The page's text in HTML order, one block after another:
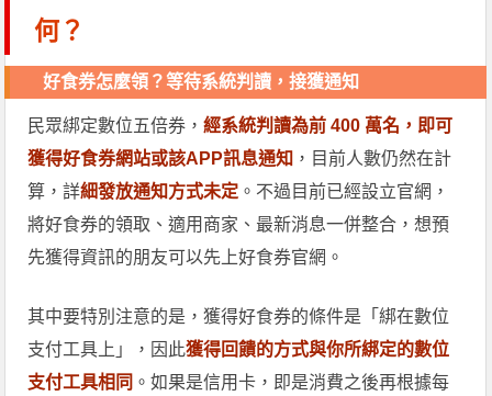
何？
好食券怎麼領？等待系統判讀，接獲通知
民眾綁定數位五倍券，經系統判讀為前 400 萬名，即可
獲得好食券網站或該APP訊息通知 ，目前人數仍然在計
算，詳細發放通知方式未定 。不過目前已經設立官網，
將好食券的領取、適用商家、最新消息一併整合，想預
先獲得資訊的朋友可以先上好食券官網。
其中要特別注意的是，獲得好食券的條件是「綁在數位
支付工具上」，因此獲得回饋的方式與你所綁定的數位
支付工具相同 。如果是信用卡，即是消費之後再根據每